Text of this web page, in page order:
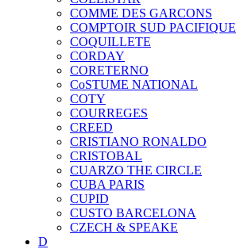
COMME DES GARCONS
COMPTOIR SUD PACIFIQUE
COQUILLETE
CORDAY
CORETERNO
CoSTUME NATIONAL
COTY
COURREGES
CREED
CRISTIANO RONALDO
CRISTOBAL
CUARZO THE CIRCLE
CUBA PARIS
CUPID
CUSTO BARCELONA
CZECH & SPEAKE
D